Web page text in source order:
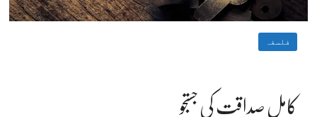
فلسفہ
کامل صداقت کی جستجو